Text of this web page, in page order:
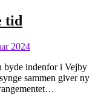
tid
2024
byde indenfor i Vejby
sammen giver ny